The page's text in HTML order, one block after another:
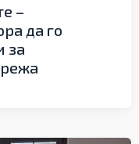
–
да го
за